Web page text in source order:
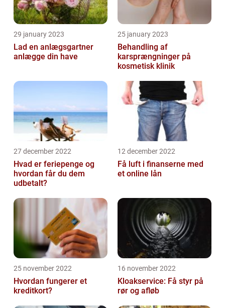
29 january 2023
Lad en anlægsgartner
anlægge din have
25 january 2023
Behandling af
karsprængninger på
kosmetisk klinik
27 december 2022
Hvad er feriepenge og
hvordan får du dem
udbetalt?
12 december 2022
Få luft i finanserne med
et online lån
25 november 2022
Hvordan fungerer et
kreditkort?
16 november 2022
Kloakservice: Få styr på
rør og afløb